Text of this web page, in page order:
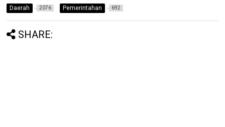
Daerah 2076 Pemerintahan 692
SHARE: